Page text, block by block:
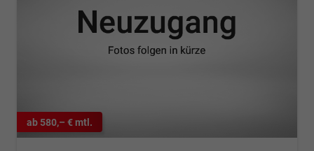
ab 580,– € mtl.